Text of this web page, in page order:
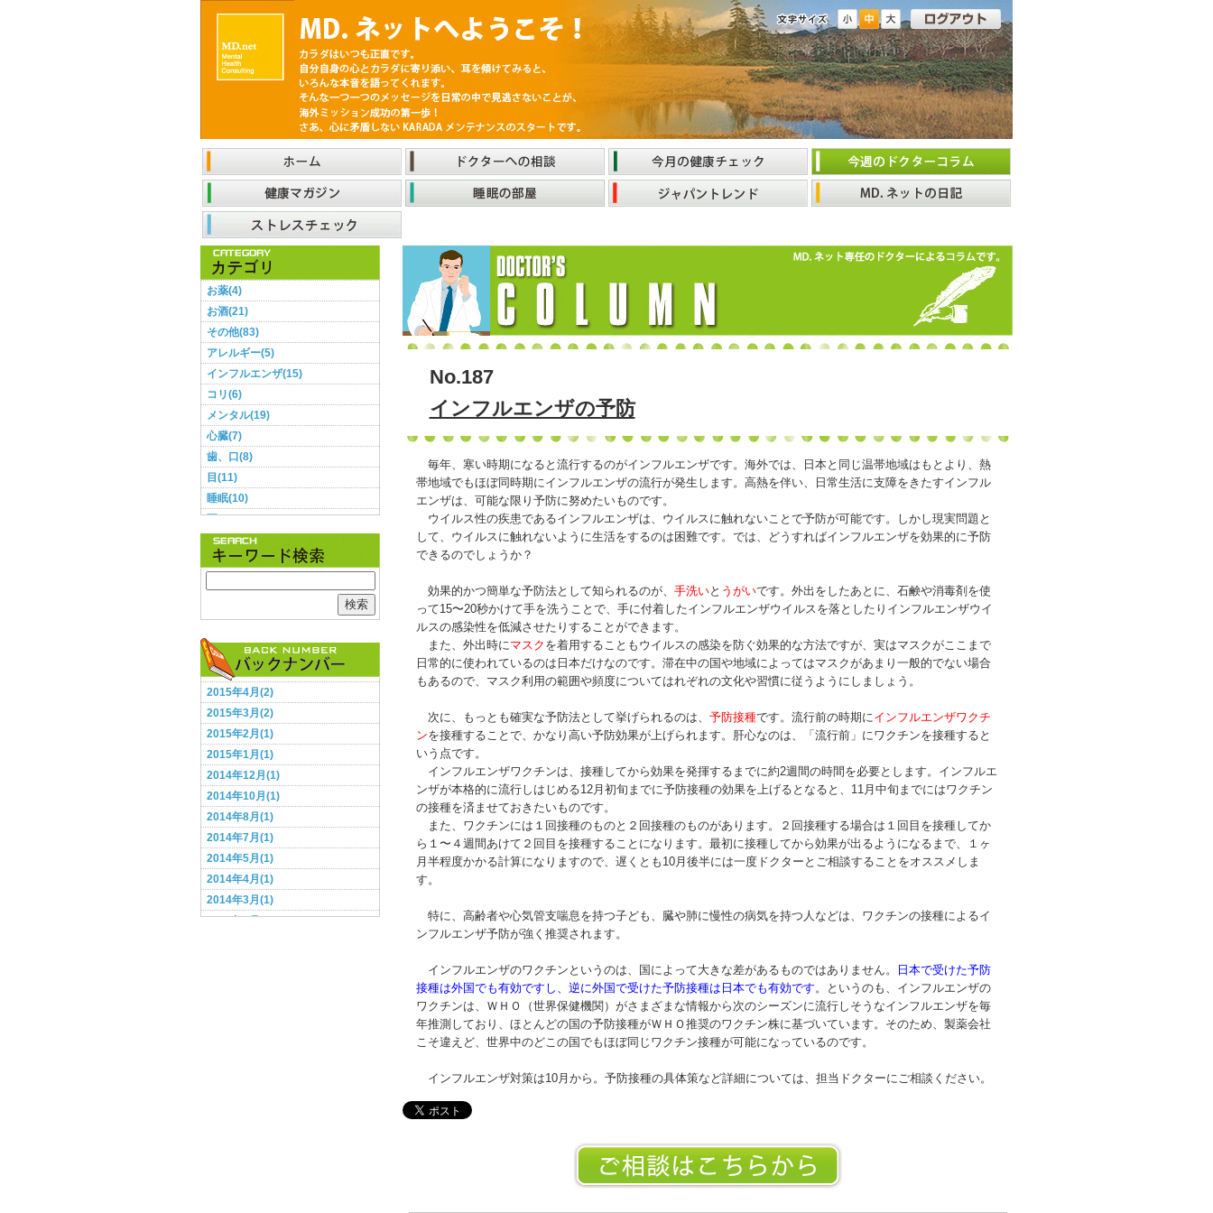
No.187
インフルエンザの予防
毎年、寒い時期になると流行するのがインフルエンザです。海外では、日本と同じ温帯地域はもとより、熱
帯地域でもほぼ同時期にインフルエンザの流行が発生します。高熱を伴い、日常生活に支障をきたすインフル
エンザは、可能な限り予防に努めたいものです。
ウイルス性の疾患であるインフルエンザは、ウイルスに触れないことで予防が可能です。しかし現実問題と
して、ウイルスに触れないように生活をするのは困難です。では、どうすればインフルエンザを効果的に予防
できるのでしょうか？
効果的かつ簡単な予防法として知られるのが、 手洗いと うがいです。外出をしたあとに、石鹸や消毒剤を使
って15〜20秒かけて手を洗うことで、手に付着したインフルエンザウイルスを落としたりインフルエンザウイ
ルスの感染性を低減させたりすることができます。
また、外出時にマスク を着用することもウイルスの感染を防ぐ効果的な方法ですが、実はマスクがここまで
日常的に使われているのは日本だけなのです。滞在中の国や地域によってはマスクがあまり一般的でない場合
もあるので、マスク利用の範囲や頻度についてはれぞれの文化や習慣に従うようにしましょう。
次に、もっとも確実な予防法として挙げられるのは、 予防接種です。流行前の時期にインフルエンザワクチ
ンを接種することで、かなり高い予防効果が上げられます。肝心なのは、「流行前」にワクチンを接種すると
いう点です。
インフルエンザワクチンは、接種してから効果を発揮するまでに約2週間の時間を必要とします。インフルエ
ンザが本格的に流行しはじめる12月初旬までに予防接種の効果を上げるとなると、11月中旬までにはワクチン
の接種を済ませておきたいものです。
また、ワクチンには１回接種のものと２回接種のものがあります。２回接種する場合は１回目を接種してか
ら１〜４週間あけて２回目を接種することになります。最初に接種してから効果が出るようになるまで、１ヶ
月半程度かかる計算になりますので、遅くとも10月後半には一度ドクターとご相談することをオススメしま
す。
特に、高齢者や心気管支喘息を持つ子ども、臓や肺に慢性の病気を持つ人などは、ワクチンの接種によるイ
ンフルエンザ予防が強く推奨されます。
インフルエンザのワクチンというのは、国によって大きな差があるものではありません。
日本で受けた予防
接種は外国でも有効ですし、逆に外国で受けた予防接種は日本でも有効です。というのも、インフルエンザの
ワクチンは、ＷＨＯ（世界保健機関）がさまざまな情報から次のシーズンに流行しそうなインフルエンザを毎
年推測しており、ほとんどの国の予防接種がＷＨＯ推奨のワクチン株に基づいています。そのため、製薬会社
こそ違えど、世界中のどこの国でもほぼ同じワクチン接種が可能になっているのです。
インフルエンザ対策は10月から。予防接種の具体策など詳細については、担当ドクターにご相談ください。
お薬(4)
お酒(21)
その他(83)
アレルギー(5)
インフルエンザ(15)
コリ(6)
メンタル(19)
心臓(7)
歯、口(8)
目(11)
睡眠(10)
耳(3)
肌(9)
肺(2)
脳(12)
腰(5)
血圧(8)
足(5)
頭(13)
食事(28)
鼻(2)
検索
2015年4月(2)
2015年3月(2)
2015年2月(1)
2015年1月(1)
2014年12月(1)
2014年10月(1)
2014年8月(1)
2014年7月(1)
2014年5月(1)
2014年4月(1)
2014年3月(1)
2014年2月(1)